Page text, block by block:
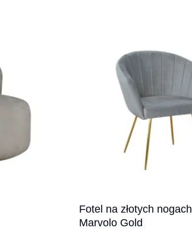
Fotel na złotych nogach
Marvolo Gold